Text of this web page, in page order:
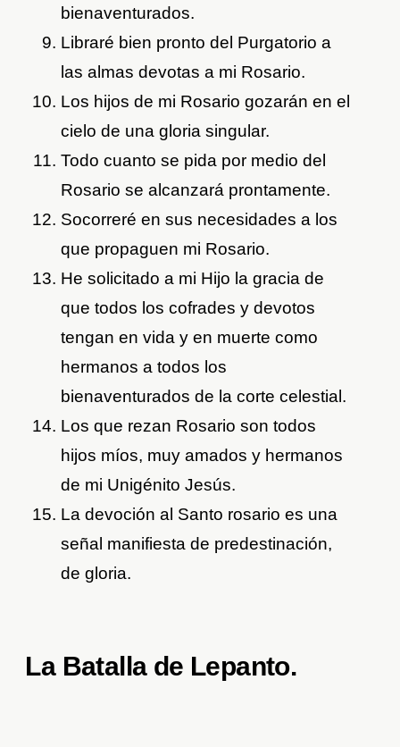
bienaventurados.
Libraré bien pronto del Purgatorio a
las almas devotas a mi Rosario.
Los hijos de mi Rosario gozarán en el
cielo de una gloria singular.
Todo cuanto se pida por medio del
Rosario se alcanzará prontamente.
Socorreré en sus necesidades a los
que propaguen mi Rosario.
He solicitado a mi Hijo la gracia de
que todos los cofrades y devotos
tengan en vida y en muerte como
hermanos a todos los
bienaventurados de la corte celestial.
Los que rezan Rosario son todos
hijos míos, muy amados y hermanos
de mi Unigénito Jesús.
La devoción al Santo rosario es una
señal manifiesta de predestinación,
de gloria.
La Batalla de Lepanto.